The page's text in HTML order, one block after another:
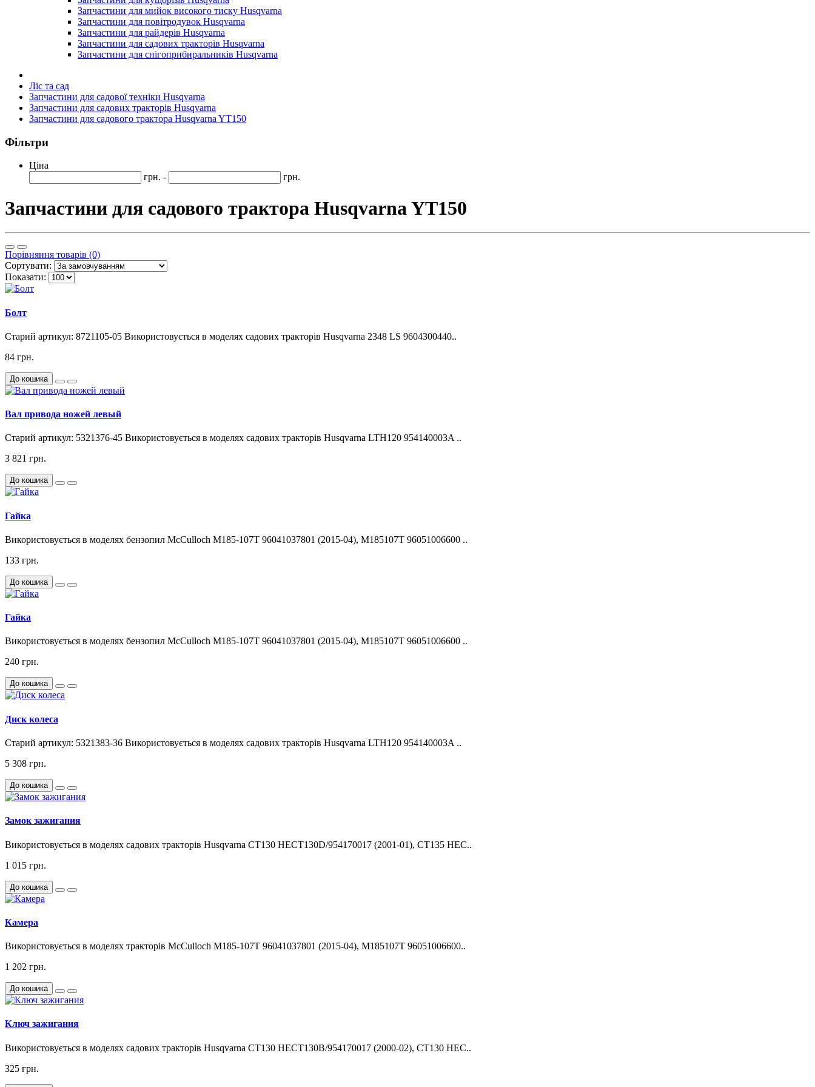
Запчастини для мийок високого тиску Husqvarna
Запчастини для повітродувок Husqvarna
Запчастини для райдерів Husqvarna
Запчастини для садових тракторів Husqvarna
Запчастини для снігоприбиральників Husqvarna
Ліс та сад
Запчастини для садової техніки Husqvarna
Запчастини для садових тракторів Husqvarna
Запчастини для садового трактора Husqvarna YT150
Фільтри
Ціна
грн. -
грн.
Запчастини для садового трактора Husqvarna YT150
Порівняння товарів (0)
Сортувати:
Показати:
Болт
Старий артикул: 8721105-05 Використовується в моделях садових тракторів Husqvarna 2348 LS 9604300440..
84 грн.
До кошика
Вал привода ножей левый
Старий артикул: 5321376-45 Використовується в моделях садових тракторів Husqvarna LTH120 954140003A ..
3 821 грн.
До кошика
Гайка
Використовується в моделях бензопил McCulloch M185-107T 96041037801 (2015-04), M185107T 96051006600 ..
133 грн.
До кошика
Гайка
Використовується в моделях бензопил McCulloch M185-107T 96041037801 (2015-04), M185107T 96051006600 ..
240 грн.
До кошика
Диск колеса
Старий артикул: 5321383-36 Використовується в моделях садових тракторів Husqvarna LTH120 954140003A ..
5 308 грн.
До кошика
Замок зажигания
Використовується в моделях садових тракторів Husqvarna CT130 HECT130D/954170017 (2001-01), CT135 HEC..
1 015 грн.
До кошика
Камера
Використовується в моделях тракторів McCulloch M185-107T 96041037801 (2015-04), M185107T 96051006600..
1 202 грн.
До кошика
Ключ зажигания
Використовується в моделях садових тракторів Husqvarna CT130 HECT130B/954170017 (2000-02), CT130 HEC..
325 грн.